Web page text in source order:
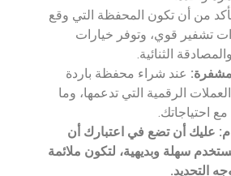
من أن تكون المحفظة التي وقع
تشفير قوي، وتوفر خيارات
الثنائية.
عند شراء محفظة باردة
الرقمية التي تدعمها، وما
مع احتياجاتك.
عليك أن تضع في اعتبارك أن
سهلة وبديهية، لتكون ملائمة
التحديد.